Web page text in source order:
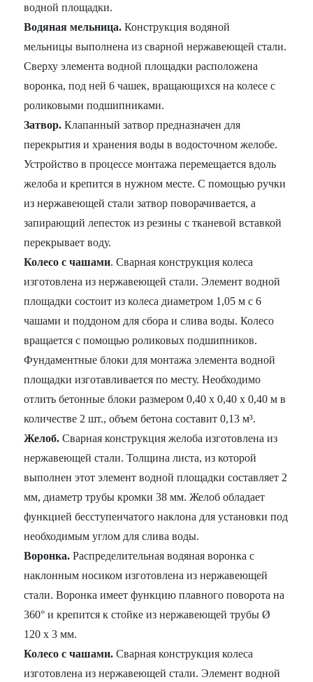
водной площадки.
Водяная мельница. Конструкция водяной
мельницы выполнена из сварной нержавеющей стали.
Сверху элемента водной площадки расположена
воронка, под ней 6 чашек, вращающихся на колесе с
роликовыми подшипниками.
Затвор.Клапанный затвор предназначен для
перекрытия и хранения воды в водосточном желобе.
Устройство в процессе монтажа перемещается вдоль
желоба и крепится в нужном месте. С помощью ручки
из нержавеющей стали затвор поворачивается, а
запирающий лепесток из резины с тканевой вставкой
перекрывает воду.
Колесо с чашами. Сварная конструкция колеса
изготовлена из нержавеющей стали. Элемент водной
площадки состоит из колеса диаметром 1,05 м с 6
чашами и поддоном для сбора и слива воды. Колесо
вращается с помощью роликовых подшипников.
Фундаментные блоки для монтажа элемента водной
площадки изготавливается по месту. Необходимо
отлить бетонные блоки размером 0,40 х 0,40 х 0,40 м в
количестве 2 шт., объем бетона составит 0,13 м³.
Желоб. Сварная конструкция желоба изготовлена из
нержавеющей стали. Толщина листа, из которой
выполнен этот элемент водной площадки составляет 2
мм, диаметр трубы кромки 38 мм. Желоб обладает
функцией бесступенчатого наклона для установки под
необходимым углом для слива воды.
Воронка. Распределительная водяная воронка с
наклонным носиком изготовлена из нержавеющей
стали. Воронка имеет функцию плавного поворота на
360° и крепится к стойке из нержавеющей трубы Ø
120 х 3 мм.
Колесо с чашами. Сварная конструкция колеса
изготовлена из нержавеющей стали. Элемент водной